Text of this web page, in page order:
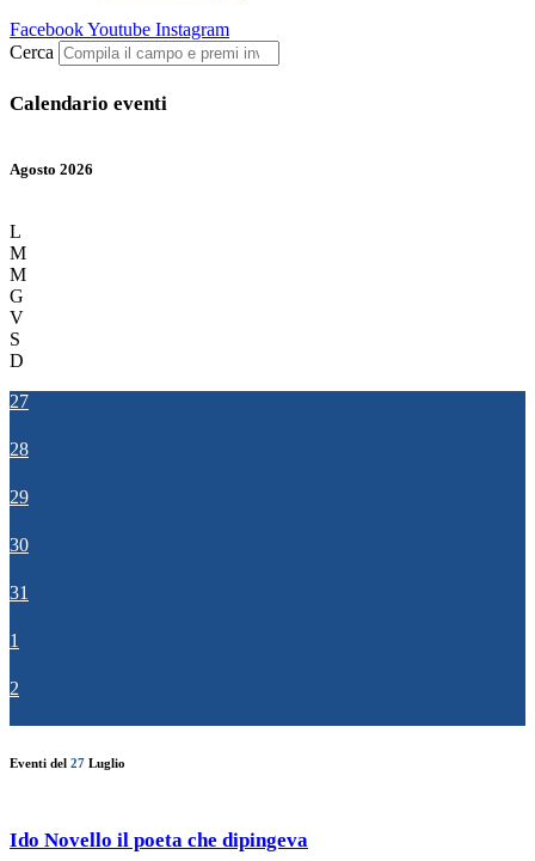
FacebookYoutube Instagram
Cerca
Calendario eventi
Agosto 2026
L
M
M
G
V
S
D
27
28
29
30
31
1
2
Eventi del 27 Luglio
Ido Novello il poeta che dipingeva